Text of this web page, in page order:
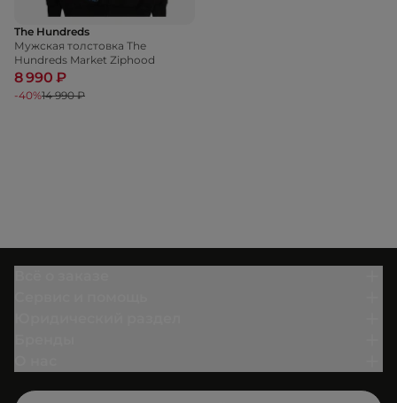
The Hundreds
Мужская толстовка The
Hundreds Market Ziphood
8 990 ₽
-40%14 990 ₽